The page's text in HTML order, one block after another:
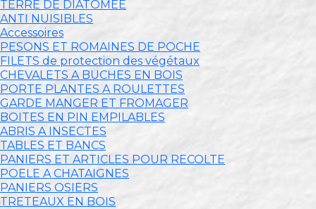
TERRE DE DIATOMEE
ANTI NUISIBLES
Accessoires
PESONS ET ROMAINES DE POCHE
FILETS de protection des végétaux
CHEVALETS A BUCHES EN BOIS
PORTE PLANTES A ROULETTES
GARDE MANGER ET FROMAGER
BOITES EN PIN EMPILABLES
ABRIS A INSECTES
TABLES ET BANCS
PANIERS ET ARTICLES POUR RECOLTE
POELE A CHATAIGNES
PANIERS OSIERS
TRETEAUX EN BOIS